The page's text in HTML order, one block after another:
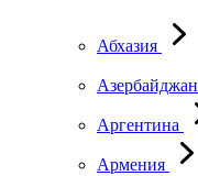
Абхазия
Азербайджан
Аргентина
Армения